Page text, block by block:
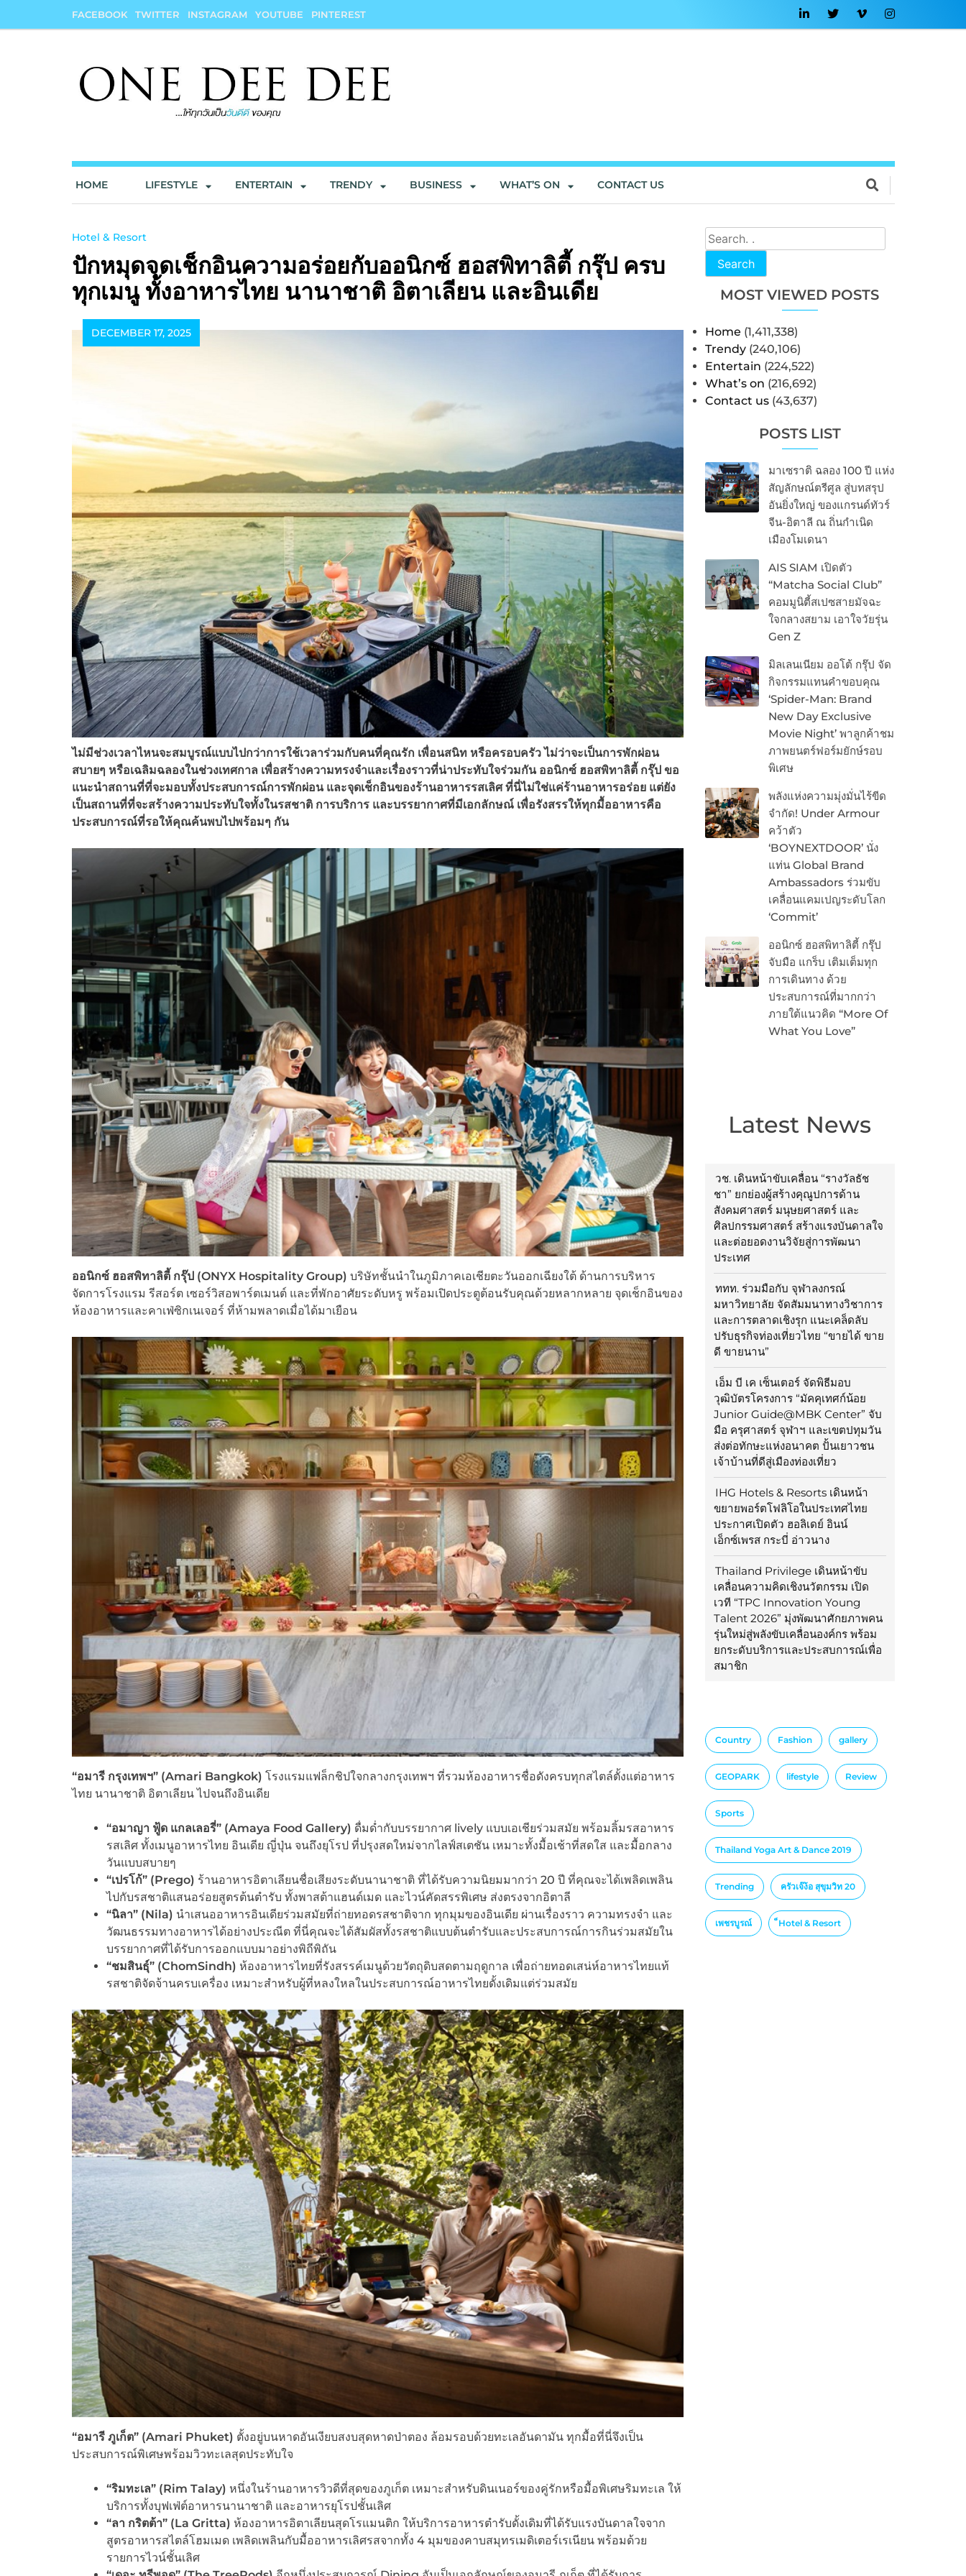
FACEBOOK TWITTER INSTAGRAM YOUTUBE PINTEREST
HOME LIFESTYLE ENTERTAIN TRENDY BUSINESS WHAT’S ON CONTACT US
Search
MOST VIEWED POSTS
Home (1,411,338)
Trendy (240,106)
Entertain (224,522)
What’s on (216,692)
Contact us (43,637)
POSTS LIST
มาเซราติ ฉลอง 100 ปี แห่ง
สัญลักษณ์ตรีศูล สู่บทสรุป
อันยิ่งใหญ่ ของแกรนด์ทัวร์
จีน-อิตาลี ณ ถิ่นกำเนิด
เมืองโมเดนา
AIS SIAM เปิดตัว
“Matcha Social Club”
คอมมูนิตี้สเปซสายมัจฉะ
ใจกลางสยาม เอาใจวัยรุ่น
Gen Z
มิลเลนเนียม ออโต้ กรุ๊ป จัด
กิจกรรมแทนคำขอบคุณ
‘Spider-Man: Brand
New Day Exclusive
Movie Night’ พาลูกค้าชม
ภาพยนตร์ฟอร์มยักษ์รอบ
พิเศษ
พลังแห่งความมุ่งมั่นไร้ขีด
จำกัด! Under Armour
คว้าตัว
‘BOYNEXTDOOR’ นั่ง
แท่น Global Brand
Ambassadors ร่วมขับ
เคลื่อนแคมเปญระดับโลก
‘Commit’
ออนิกซ์ ฮอสพิทาลิตี้ กรุ๊ป
จับมือ แกร็บ เติมเต็มทุก
การเดินทาง ด้วย
ประสบการณ์ที่มากกว่า
ภายใต้แนวคิด “More Of
What You Love”
Latest News
วช. เดินหน้าขับเคลื่อน “รางวัลธัช
ชา” ยกย่องผู้สร้างคุณูปการด้าน
สังคมศาสตร์ มนุษยศาสตร์ และ
ศิลปกรรมศาสตร์ สร้างแรงบันดาลใจ
และต่อยอดงานวิจัยสู่การพัฒนา
ประเทศ
ททท. ร่วมมือกับ จุฬาลงกรณ์
มหาวิทยาลัย จัดสัมมนาทางวิชาการ
และการตลาดเชิงรุก แนะเคล็ดลับ
ปรับธุรกิจท่องเที่ยวไทย “ขายได้ ขาย
ดี ขายนาน”
เอ็ม บี เค เซ็นเตอร์ จัดพิธีมอบ
วุฒิบัตรโครงการ “มัคคุเทศก์น้อย
Junior Guide@MBK Center” จับ
มือ ครุศาสตร์ จุฬาฯ และเขตปทุมวัน
ส่งต่อทักษะแห่งอนาคต ปั้นเยาวชน
เจ้าบ้านที่ดีสู่เมืองท่องเที่ยว
IHG Hotels & Resorts เดินหน้า
ขยายพอร์ตโฟลิโอในประเทศไทย
ประกาศเปิดตัว ฮอลิเดย์ อินน์
เอ็กซ์เพรส กระบี่ อ่าวนาง
Thailand Privilege เดินหน้าขับ
เคลื่อนความคิดเชิงนวัตกรรม เปิด
เวที “TPC Innovation Young
Talent 2026” มุ่งพัฒนาศักยภาพคน
รุ่นใหม่สู่พลังขับเคลื่อนองค์กร พร้อม
ยกระดับบริการและประสบการณ์เพื่อ
สมาชิก
Country Fashion gallery
GEOPARK lifestyle Review
Sports
Thailand Yoga Art & Dance 2019
Trending ครัวเจ๊ง้อ สุขุมวิท 20
เพชรบูรณ์ ็Hotel & Resort
Hotel & Resort
ปักหมุดจุดเช็กอินความอร่อยกับออนิกซ์ ฮอสพิทาลิตี้ กรุ๊ป ครบ
ทุกเมนู ทั้งอาหารไทย นานาชาติ อิตาเลียน และอินเดีย
DECEMBER 17, 2025
ไม่มีช่วงเวลาไหนจะสมบูรณ์แบบไปกว่าการใช้เวลาร่วมกับคนที่คุณรัก เพื่อนสนิท หรือครอบครัว ไม่ว่าจะเป็นการพักผ่อน
สบายๆ หรือเฉลิมฉลองในช่วงเทศกาล เพื่อสร้างความทรงจำและเรื่องราวที่น่าประทับใจร่วมกัน ออนิกซ์ ฮอสพิทาลิตี้ กรุ๊ป ขอ
แนะนำสถานที่ที่จะมอบทั้งประสบการณ์การพักผ่อน และจุดเช็กอินของร้านอาหารรสเลิศ ที่นี่ไม่ใช่แค่ร้านอาหารอร่อย แต่ยัง
เป็นสถานที่ที่จะสร้างความประทับใจทั้งในรสชาติ การบริการ และบรรยากาศที่มีเอกลักษณ์ เพื่อรังสรรให้ทุกมื้ออาหารคือ
ประสบการณ์ที่รอให้คุณค้นพบไปพร้อมๆ กัน
ออนิกซ์ ฮอสพิทาลิตี้ กรุ๊ป (ONYX Hospitality Group) บริษัทชั้นนำในภูมิภาคเอเชียตะวันออกเฉียงใต้ ด้านการบริหาร
จัดการโรงแรม รีสอร์ต เซอร์วิสอพาร์ตเมนต์ และที่พักอาศัยระดับหรู พร้อมเปิดประตูต้อนรับคุณด้วยหลากหลาย จุดเช็กอินของ
ห้องอาหารและคาเฟ่ซิกเนเจอร์ ที่ห้ามพลาดเมื่อได้มาเยือน
“อมารี กรุงเทพฯ” (Amari Bangkok) โรงแรมแฟล็กชิปใจกลางกรุงเทพฯ ที่รวมห้องอาหารชื่อดังครบทุกสไตล์ตั้งแต่อาหาร
ไทย นานาชาติ อิตาเลียน ไปจนถึงอินเดีย
“อมาญา ฟู้ด แกลเลอรี่” (Amaya Food Gallery) ดื่มด่ำกับบรรยากาศ lively แบบเอเชียร่วมสมัย พร้อมลิ้มรสอาหาร
รสเลิศ ทั้งเมนูอาหารไทย อินเดีย ญี่ปุ่น จนถึงยุโรป ที่ปรุงสดใหม่จากไลฟ์สเตชัน เหมาะทั้งมื้อเช้าที่สดใส และมื้อกลาง
วันแบบสบายๆ
“เปรโก้” (Prego) ร้านอาหารอิตาเลียนชื่อเสียงระดับนานาชาติ ที่ได้รับความนิยมมากว่า 20 ปี ที่คุณจะได้เพลิดเพลิน
ไปกับรสชาติแสนอร่อยสูตรต้นตำรับ ทั้งพาสต้าแฮนด์เมด และไวน์คัดสรรพิเศษ ส่งตรงจากอิตาลี
“นิลา” (Nila) นำเสนออาหารอินเดียร่วมสมัยที่ถ่ายทอดรสชาติจาก ทุกมุมของอินเดีย ผ่านเรื่องราว ความทรงจำ และ
วัฒนธรรมทางอาหารได้อย่างประณีต ที่นี่คุณจะได้สัมผัสทั้งรสชาติแบบต้นตำรับและประสบการณ์การกินร่วมสมัยใน
บรรยากาศที่ได้รับการออกแบบมาอย่างพิถีพิถัน
“ชมสินธุ์” (ChomSindh) ห้องอาหารไทยที่รังสรรค์เมนูด้วยวัตถุดิบสดตามฤดูกาล เพื่อถ่ายทอดเสน่ห์อาหารไทยแท้
รสชาติจัดจ้านครบเครื่อง เหมาะสำหรับผู้ที่หลงใหลในประสบการณ์อาหารไทยดั้งเดิมแต่ร่วมสมัย
“อมารี ภูเก็ต” (Amari Phuket) ตั้งอยู่บนหาดอันเงียบสงบสุดหาดป่าตอง ล้อมรอบด้วยทะเลอันดามัน ทุกมื้อที่นี่จึงเป็น
ประสบการณ์พิเศษพร้อมวิวทะเลสุดประทับใจ
“ริมทะเล” (Rim Talay) หนึ่งในร้านอาหารวิวดีที่สุดของภูเก็ต เหมาะสำหรับดินเนอร์ของคู่รักหรือมื้อพิเศษริมทะเล ให้
บริการทั้งบุฟเฟ่ต์อาหารนานาชาติ และอาหารยุโรปชั้นเลิศ
“ลา กริตต้า” (La Gritta) ห้องอาหารอิตาเลียนสุดโรแมนติก ให้บริการอาหารตำรับดั้งเดิมที่ได้รับแรงบันดาลใจจาก
สูตรอาหารสไตล์โฮมเมด เพลิดเพลินกับมื้ออาหารเลิศรสจากทั้ง 4 มุมของคาบสมุทรเมดิเตอร์เรเนียน พร้อมด้วย
รายการไวน์ชั้นเลิศ